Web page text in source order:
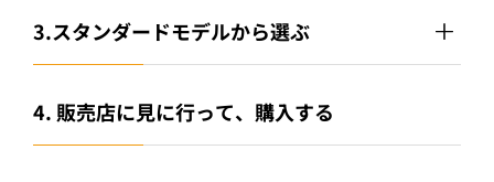
3.スタンダードモデルから選ぶ
4. 販売店に見に行って、購入する